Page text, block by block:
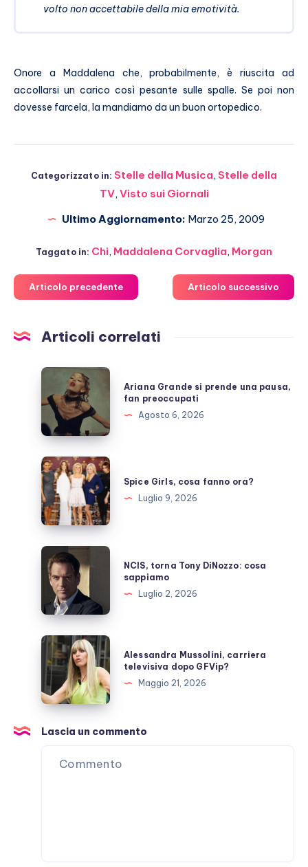
volto non accettabile della mia emotività.
Onore a Maddalena che, probabilmente, è riuscita ad
accollarsi un carico così pesante sulle spalle. Se poi non
dovesse farcela, la mandiamo da un buon ortopedico.
Categorizzato in: Stelle della Musica, Stelle della
TV, Visto sui Giornali
Ultimo Aggiornamento: Marzo 25, 2009
Taggato in: Chi, Maddalena Corvaglia, Morgan
Articolo precedente Articolo successivo
Articoli correlati
Ariana
Grande
si
prende
una
pausa,
fan
preoccupati
Ariana Grande si prende una pausa,
fan preoccupati
Agosto 6, 2026
Spice
Girls,
cosa
fanno
ora?
Spice Girls, cosa fanno ora?
Luglio 9, 2026
NCIS,
torna
Tony
DiNozzo:
cosa
sappiamo
NCIS, torna Tony DiNozzo: cosa
sappiamo
Luglio 2, 2026
Alessandra
Mussolini,
carriera
televisiva
dopo
GFVip?
Alessandra Mussolini, carriera
televisiva dopo GFVip?
Maggio 21, 2026
Lascia un commento